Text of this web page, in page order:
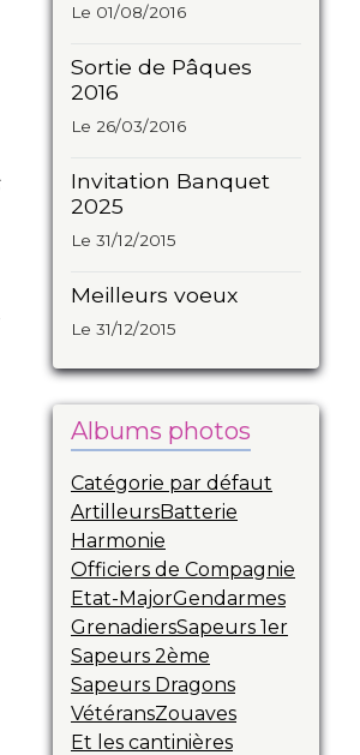
Le 01/08/2016
Sortie de Pâques
2016
Le 26/03/2016
Invitation Banquet
2025
Le 31/12/2015
Meilleurs voeux
Le 31/12/2015
Albums photos
Catégorie par défaut
ArtilleursBatterie
Harmonie
Officiers de Compagnie
Etat-MajorGendarmes
GrenadiersSapeurs 1er
Sapeurs 2ème
Sapeurs Dragons
VétéransZouaves
Et les cantinières